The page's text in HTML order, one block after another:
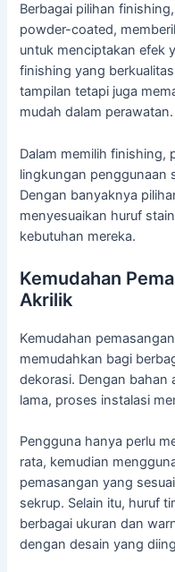
Berbagai pilihan
powder-coated,
untuk menciptakan efek
finishing yang
tampilan tetapi juga
mudah dalam perawatan.
Dalam memilih finishing,
lingkungan penggunaan
Dengan banyaknya
menyesuaikan huruf
kebutuhan mereka.
Kemudahan
Akrilik
Kemudahan
memudahkan bagi
dekorasi. Dengan bahan
lama, proses instalasi
Pengguna hanya perlu
rata, kemudian
pemasangan yang
sekrup. Selain itu, huruf
berbagai ukuran dan
dengan desain yang